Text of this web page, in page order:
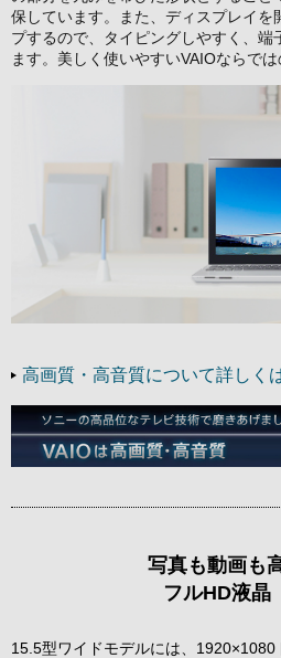
保しています。また、ディスプレイを
プするので、タイピングしやすく、端
ます。美しく使いやすいVAIOならでは
高画質・高音質について詳しく
写真も動画も
フルHD液晶
15.5型ワイドモデルには、1920×1080